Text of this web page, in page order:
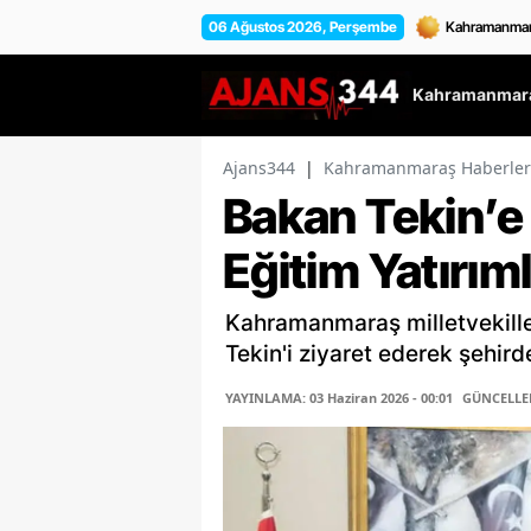
06 Ağustos 2026, Perşembe
Ajans344 | Kahramanmaraş
Bakan
Eğitim
Kahramanmaraş
Tekin'i ziyaret ederek
YAYINLAMA: 03 Haziran 2026 - 00:01